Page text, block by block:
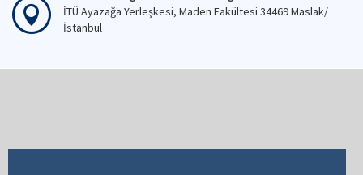
İTÜ Ayazağa Yerleşkesi, Maden Fakültesi 34469 Maslak/
İstanbul